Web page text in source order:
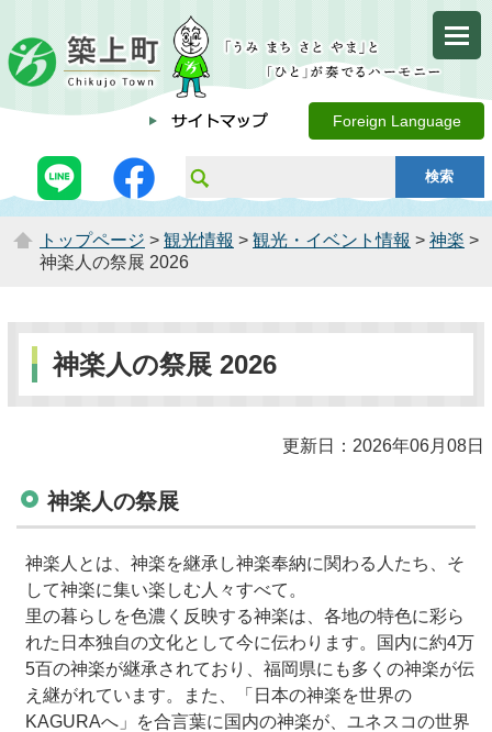
Foreign Language
トップページ > 観光情報 > 観光・イベント情報 > 神楽 >
神楽人の祭展 2026
神楽人の祭展 2026
更新日：2026年06月08日
神楽人の祭展
神楽人とは、神楽を継承し神楽奉納に関わる人たち、そ
して神楽に集い楽しむ人々すべて。
里の暮らしを色濃く反映する神楽は、各地の特色に彩ら
れた日本独自の文化として今に伝わります。国内に約4万
5百の神楽が継承されており、福岡県にも多くの神楽が伝
え継がれています。また、「日本の神楽を世界の
KAGURAへ」を合言葉に国内の神楽が、ユネスコの世界